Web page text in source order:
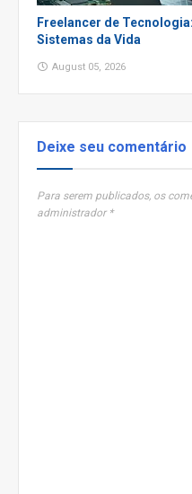
Freelancer de
Sistemas da Vida
August 05, 2026
Deixe seu comentário
Para serem publicados, os
administrador *